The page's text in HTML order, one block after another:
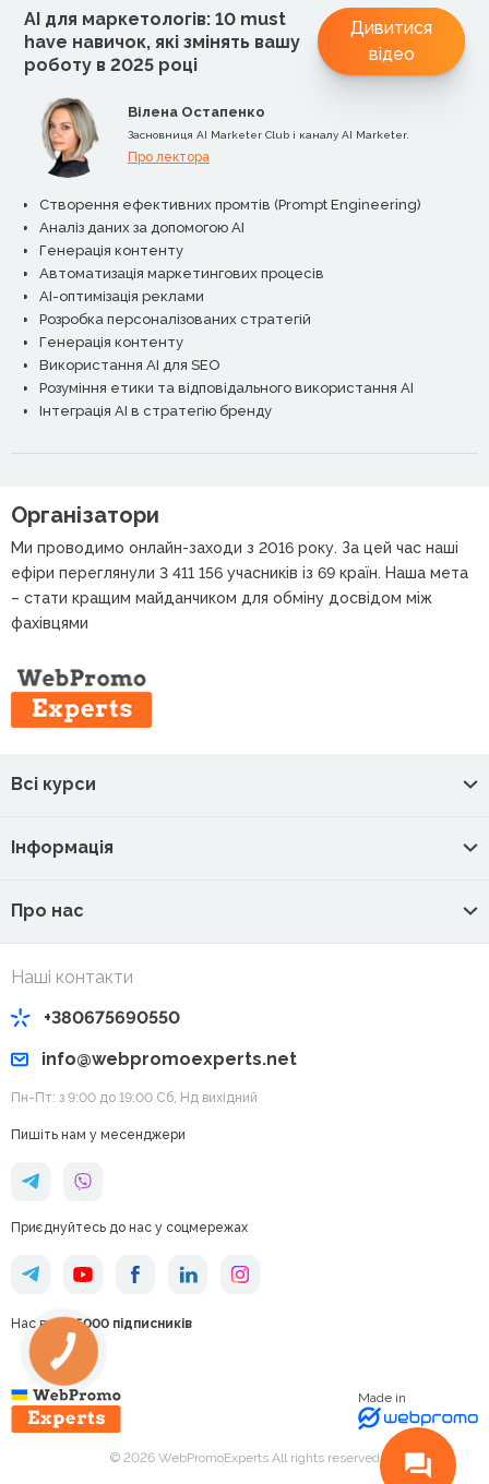
AI для маркетологів: 10 must
have навичок, які змінять вашу
роботу в 2025 році
Дивитися
відео
Вілена Остапенко
Засновниця AI Marketer Club і каналу AI Marketer.
Про лектора
Створення ефективних промтів (Prompt Engineering)
Аналіз даних за допомогою AI
Генерація контенту
Автоматизація маркетингових процесів
AI-оптимізація реклами
Розробка персоналізованих стратегій
Генерація контенту
Використання AI для SEO
Розуміння етики та відповідального використання AI
Інтеграція AI в стратегію бренду
Організатори
Ми проводимо онлайн-заходи з 2016 року. За цей час наші
ефіри переглянули 3 411 156 учасників із 69 країн. Наша мета
– стати кращим майданчиком для обміну досвідом між
фахівцями
Всі курси
Інформація
Про нас
Наші контакти
+380675690550
info@webpromoexperts.net
Пн-Пт: з 9:00 до 19:00 Cб, Нд вихідний
Пишіть нам у месенджери
Приєднуйтесь до нас у соцмережах
Нас вже95000 підписників
Made in
© 2026 WebPromoExperts All rights reserved